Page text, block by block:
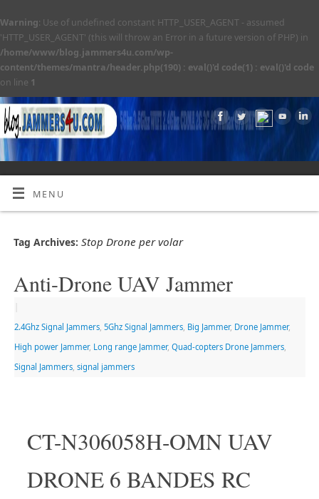
Warning: Use of undefined constant HTTP_USER_AGENT - assumed
'HTTP_USER_AGENT' (this will throw an Error in a future version of PHP) in
/home/www/blog.jammers4u.com/wp-
content/themes/mantra/header.php(190) : eval()'d code(1) : eval()'d code
on line 1
MENU
Tag Archives: Stop Drone per volar
Anti-Drone UAV Jammer
2.4Ghz Signal Jammers, 5Ghz Signal Jammers, Big Jammer, Drone Jammer,
High power Jammer, Long range Jammer, Quad-copters Drone Jammers,
Signal Jammers, signal jammers
CT-N306058H-OMN UAV
DRONE 6 BANDES RC